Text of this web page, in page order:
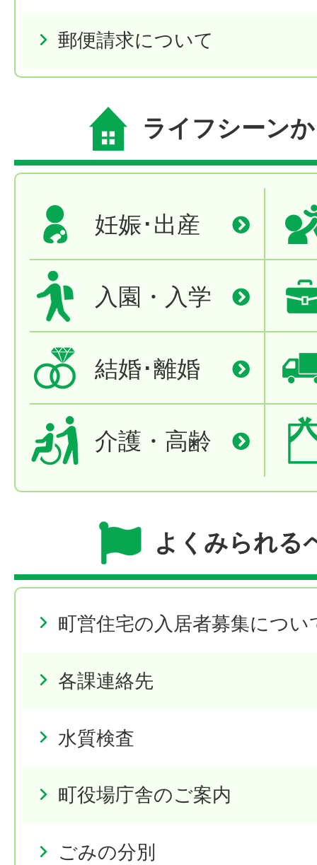
郵便請求について
ライフシーン
妊娠･出産
入園・入学
結婚･離婚
介護・高齢
よくみられる
町営住宅の入居者募集につい
各課連絡先
水質検査
町役場庁舎のご案内
ごみの分別